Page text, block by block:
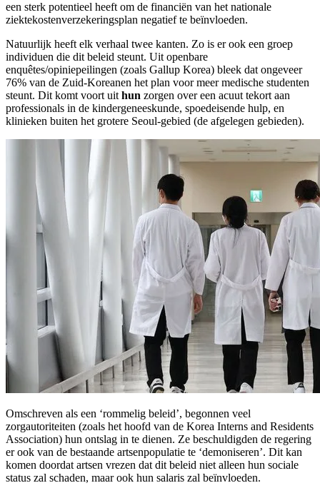
een sterk potentieel heeft om de financiën van het nationale
ziektekostenverzekeringsplan negatief te beïnvloeden.
Natuurlijk heeft elk verhaal twee kanten. Zo is er ook een groep
individuen die dit beleid steunt. Uit openbare
enquêtes/opiniepeilingen (zoals Gallup Korea) bleek dat ongeveer
76% van de Zuid-Koreanen het plan voor meer medische studenten
steunt. Dit komt voort uit hun zorgen over een acuut tekort aan
professionals in de kindergeneeskunde, spoedeisende hulp, en
klinieken buiten het grotere Seoul-gebied (de afgelegen gebieden).
Omschreven als een ‘rommelig beleid’, begonnen veel
zorgautoriteiten (zoals het hoofd van de Korea Interns and Residents
Association) hun ontslag in te dienen. Ze beschuldigden de regering
er ook van de bestaande artsenpopulatie te ‘demoniseren’. Dit kan
komen doordat artsen vrezen dat dit beleid niet alleen hun sociale
status zal schaden, maar ook hun salaris zal beïnvloeden.